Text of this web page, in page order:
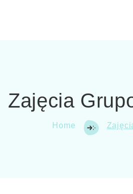
Zajęcia
Home